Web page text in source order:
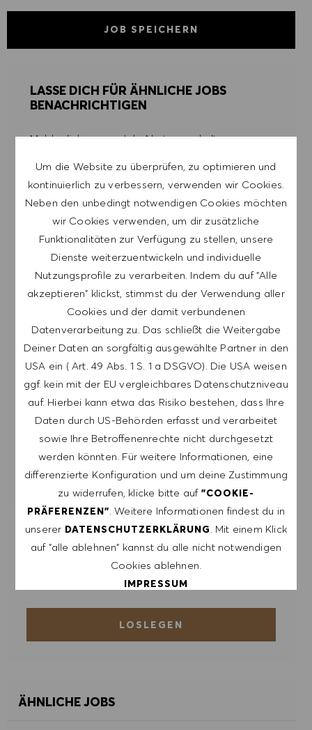
Um die Website zu überprüfen, zu optimieren und
kontinuierlich zu verbessern, verwenden wir Cookies.
Neben den unbedingt notwendigen Cookies möchten
wir Cookies verwenden, um dir zusätzliche
Funktionalitäten zur Verfügung zu stellen, unsere
Dienste weiterzuentwickeln und individuelle
Nutzungsprofile zu verarbeiten. Indem du auf "Alle
akzeptieren" klickst, stimmst du der Verwendung aller
Cookies und der damit verbundenen
Datenverarbeitung zu. Das schließt die Weitergabe
Deiner Daten an sorgfältig ausgewählte Partner in den
USA ein ( Art. 49 Abs. 1 S. 1 a DSGVO). Die USA weisen
ggf. kein mit der EU vergleichbares Datenschutzniveau
auf. Hierbei kann etwa das Risiko bestehen, dass Ihre
Daten durch US-Behörden erfasst und verarbeitet
sowie Ihre Betroffenenrechte nicht durchgesetzt
werden könnten. Für weitere Informationen, eine
differenzierte Konfiguration und um deine Zustimmung
zu widerrufen, klicke bitte auf "COOKIE-
PRÄFERENZEN" . Weitere Informationen findest du in
unserer DATENSCHUTZERKLÄRUNG . Mit einem Klick
auf "alle ablehnen" kannst du alle nicht notwendigen
Cookies ablehnen.
IMPRESSUM
ALLE AKZEPTIEREN
JOB SPEICHERN
LASSE DICH FÜR ÄHNLICHE JOBS
BENACHRICHTIGEN
Melde dich an, um Job-Alerts zu erhalten.
HINWEIS: Mit der Anmeldung erkläre ich mich
damit einverstanden, E-Mails mit
Stellenangeboten von HUGO BOSS, Einladungen
zu Veranstaltungen und anderen
karriererelevanten Themen zu erhalten. Ich kann
mich jederzeit abmelden, z.B. indem ich den in
den Mails vorhandenen Abmeldelink anklicke. Ich
akzeptiere, dass meine persönlichen Daten
gemäß der
DATENSCHUTZERKLÄRUNGverarbeitet
werden.
E-Mail-Adresse eingeben (erforderlich)
ERSTELLEN
ALERTS VERWALTEN
ERHALTE MASSGESCHNEIDERTE
JOBEMPFEHLUNGEN, DIE AUF DEINEN
INTERESSEN BASIEREN.
LOSLEGEN
ÄHNLICHE JOBS